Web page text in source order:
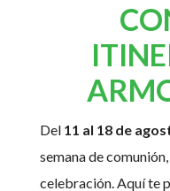
Del 11 al 18 de
semana de
celebración.Aquí te